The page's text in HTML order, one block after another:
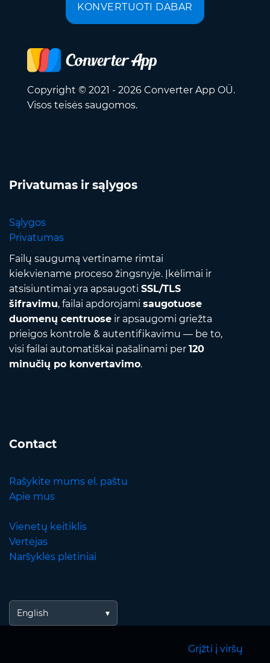
KONVERTUOTI DABAR
Copyright © 2021 - 2026 Converter App OÜ.
Visos teisės saugomos.
Privatumas ir sąlygos
Sąlygos
Privatumas
Failų saugumą vertiname rimtai
kiekviename proceso žingsnyje. Įkėlimai ir
atsisiuntimai yra apsaugoti SSL/TLS
šifravimu, failai apdorojami saugotuose
duomenų centruose ir apsaugomi griežta
prieigos kontrole & autentifikavimu — be to,
visi failai automatiškai pašalinami per 120
minučių po konvertavimo.
Contact
Rašykite mums el. paštu
Apie mus
Vienetų keitiklis
Vertėjas
Naršyklės plėtiniai
English
Grįžti į viršų